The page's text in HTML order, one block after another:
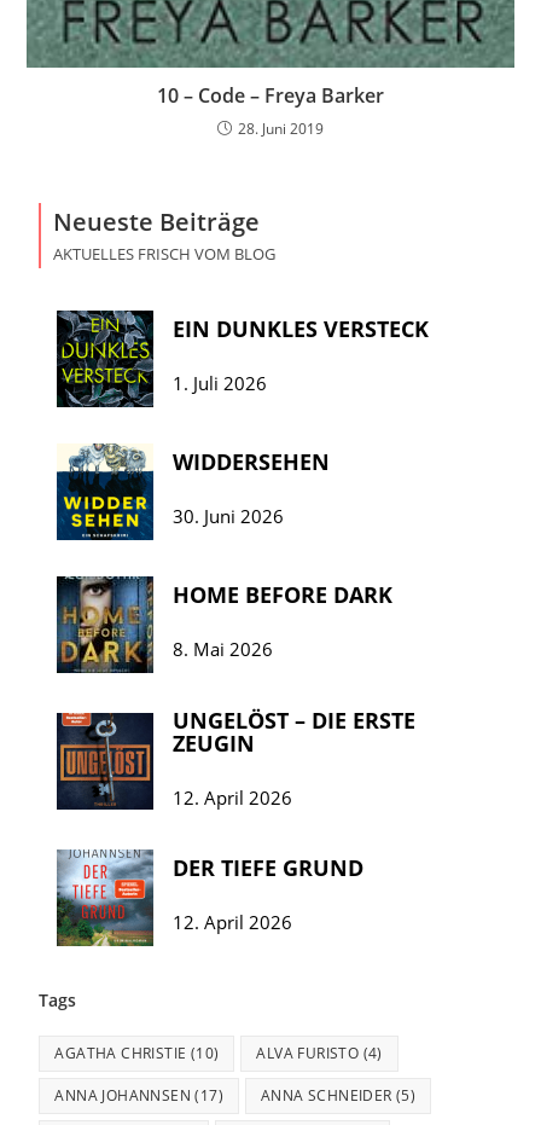
10 – Code – Freya Barker
28. Juni 2019
Neueste Beiträge
AKTUELLES FRISCH VOM BLOG
EIN DUNKLES VERSTECK
1. Juli 2026
WIDDERSEHEN
30. Juni 2026
HOME BEFORE DARK
8. Mai 2026
UNGELÖST – DIE ERSTE
ZEUGIN
12. April 2026
DER TIEFE GRUND
12. April 2026
Tags
AGATHA CHRISTIE (10) ALVA FURISTO (4)
ANNA JOHANNSEN (17) ANNA SCHNEIDER (5)